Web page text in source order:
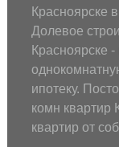
Красноярске
Долевое
Красноярске
ипотеку.
комн квартир
квартир от